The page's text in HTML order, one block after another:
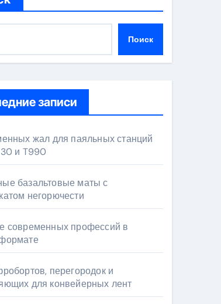
Поиск
записи
жал для паяльных станций
и T990
базальтовые маты с
негорючести
современных профессий в
перегородок и
для конвейерных лент